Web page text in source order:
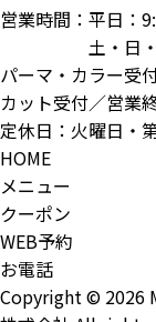
営業時間：平日：
土・日・祝
パーマ・カラー受
カット受付／営業
定休日：火曜日・
HOME
メニュー
クーポン
WEB予約
お電話
Copyright © 2026